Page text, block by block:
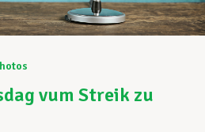
vum Streik zu